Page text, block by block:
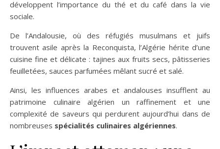
développent l’importance du thé et du café dans la vie
sociale.
De l’Andalousie, où des réfugiés musulmans et juifs
trouvent asile après la Reconquista, l’Algérie hérite d’une
cuisine fine et délicate : tajines aux fruits secs, pâtisseries
feuilletées, sauces parfumées mêlant sucré et salé.
Ainsi, les influences arabes et andalouses insufflent au
patrimoine culinaire algérien un raffinement et une
complexité de saveurs qui perdurent aujourd’hui dans de
nombreuses spécialités culinaires algériennes.